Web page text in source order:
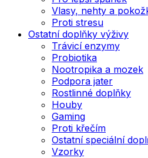
Vlasy, nehty a
Proti stresu
Ostatní doplňky výživy
Trávicí enzymy
Probiotika
Nootropika a mozek
Podpora jater
Rostlinné doplňky
Houby
Gaming
Proti křečím
Ostatní speciální
Vzorky